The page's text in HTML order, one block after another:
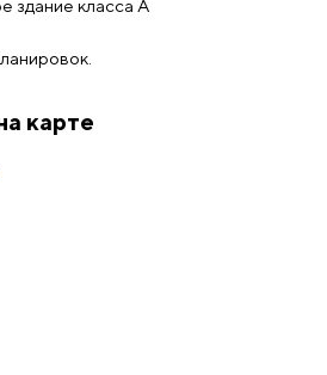
здание класса А
карте